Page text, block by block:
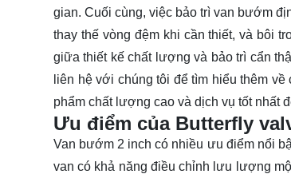
gian. Cuối cùng, việc bảo trì van bướm
thay thế vòng đệm khi cần thiết, và bôi
giữa thiết kế chất lượng và bảo trì cẩn
liên hệvới chúng tôi để tìm hiểu thêm về
phẩm chất lượng cao và dịch vụ tốt nhất
Ưu điểm của Butterfly
Van bướm 2 inch có nhiều ưu điểm nổi
van có khả năng điều chỉnh lưu lượng